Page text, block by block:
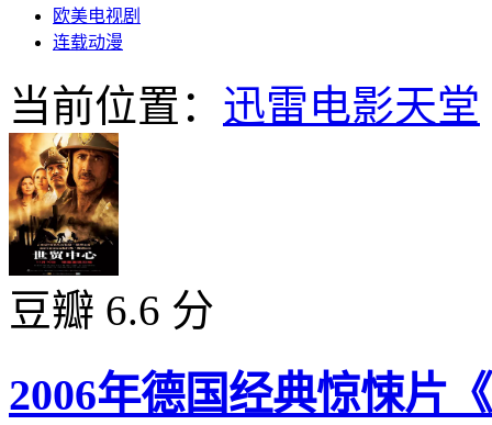
欧美电视剧
连载动漫
当前位置： 迅雷电影天堂
豆瓣 6.6 分
2006年德国经典惊悚片